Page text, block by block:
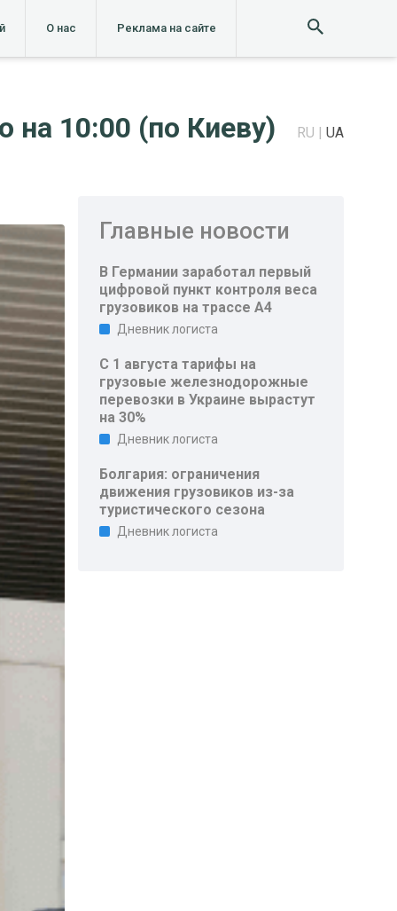
О нас Реклама на сайте
на 10:00 (по Киеву) RU UA
Главные новости
В Германии заработал первый
цифровой пункт контроля веса
грузовиков на трассе A4
Дневник логиста
С 1 августа тарифы на
грузовые железнодорожные
перевозки в Украине вырастут
на 30%
Дневник логиста
Болгария: ограничения
движения грузовиков из-за
туристического сезона
Дневник логиста